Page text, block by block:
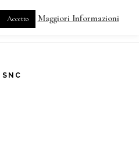
Accetto Maggiori Informazioni